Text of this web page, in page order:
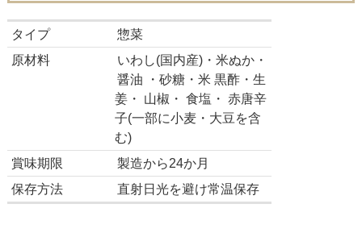
タイプ
惣菜
原材料
いわし(国内産)・米ぬか・
醤油 ・砂糖・米 黒酢・生
姜・ 山椒・ 食塩・ 赤唐辛
子(一部に小麦・大豆を含
む)
賞味期限
製造から24か月
保存方法
直射日光を避け常温保存